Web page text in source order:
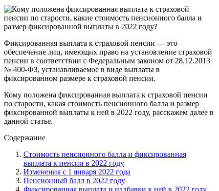
Фиксированная выплата к страховой пенсии — это
обеспечение лиц, имеющих право на установление страховой
пенсии в соответствии с Федеральным законом от 28.12.2013
№ 400-ФЗ, устанавливаемое в виде выплаты в
фиксированном размере к страховой пенсии.
Кому положена фиксированная выплата к страховой пенсии
по старости, какая стоимость пенсионного балла и размер
фиксированной выплаты к ней в 2022 году, расскажем далее в
данной статье.
Содержание
Стоимость пенсионного балла и фиксированная
выплата к пенсии в 2022 году
Изменения с 1 января 2022 года
Пенсионный балл в 2022 году
Фиксированная выплата и надбавки к ней в 2022 году